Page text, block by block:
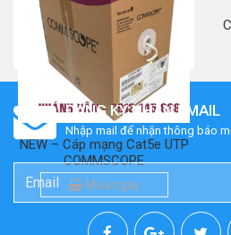
NEW-Cáp mạng
Commscope Cat 5e chống
nhiễu (STP)
Mua ngay
NEW – Cáp mạng Cat5e UTP
COMMSCOPE
Mua ngay
ĐĂNG KÝ NHẬN EMAIL
Nhập mail để nhận thông báo